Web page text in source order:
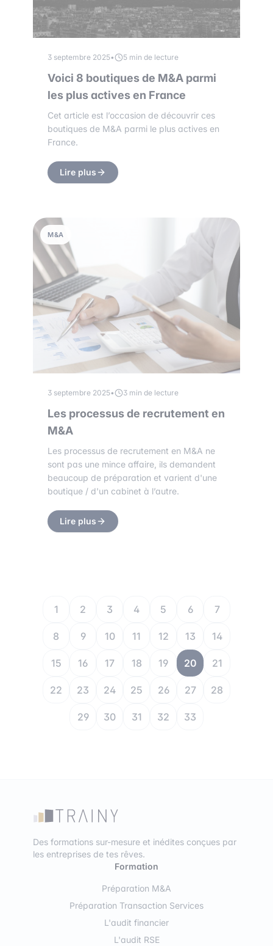
3 septembre 2025• 5 min de lecture
Voici 8 boutiques de M&A parmi
les plus actives en France
Cet article est l’occasion de découvrir ces
boutiques de M&A parmi le plus actives en
France.
Lire plus
M&A
3 septembre 2025• 3 min de lecture
Les processus de recrutement en
M&A
Les processus de recrutement en M&A ne
sont pas une mince affaire, ils demandent
beaucoup de préparation et varient d'une
boutique / d'un cabinet à l’autre.
Lire plus
1 2 3 4 5 6 7
8 9 10 11 12 13 14
15 16 17 18 19 20 21
22 23 24 25 26 27 28
29 30 31 32 33
Des formations sur-mesure et inédites conçues par
les entreprises de tes rêves.
Formation
Préparation M&A
Préparation Transaction Services
L'audit financier
L'audit RSE